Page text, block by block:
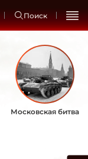
Поиск
Московская битва